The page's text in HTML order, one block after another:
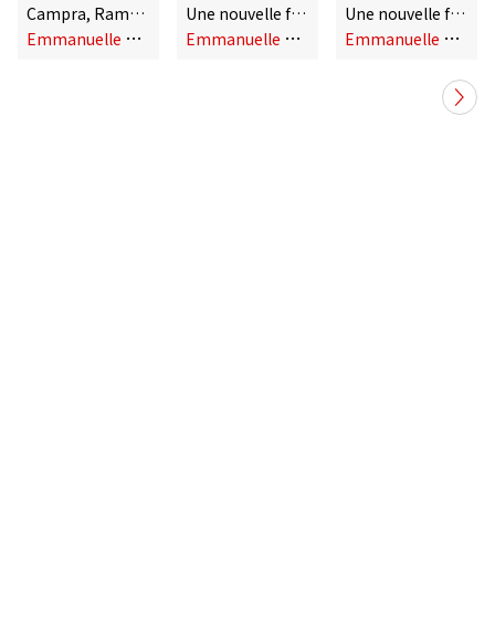
Campra, Rameau, Mondonville
E
mmanuelle Haïm
Une nouvelle fête baroque (Live)
E
mmanuelle Haïm
Une nouvelle fête baroque - Rameau: Les Boréades, Suite: Rondeau vif (Live)
E
mmanuelle Haïm